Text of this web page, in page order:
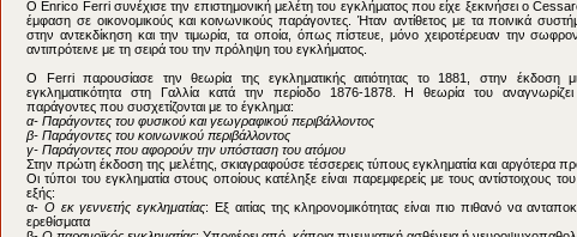
Ο Enrico Ferri συνέχισε την επιστημονική μελέτη του εγκλήματος που είχε ξεκινήσει ο
έμφαση σε οικονομικούς και κοινωνικούς παράγοντες. Ήταν αντίθετος με τα ποινικά
στην αντεκδίκηση και την τιμωρία, τα οποία, όπως πίστευε, μόνο χειροτέρευαν την
Ο Ferri παρουσίασε την θεωρία της εγκληματικής αιτιότητας το 1881, στην έκδοση
εγκληματικότητα στη Γαλλία κατά την περίοδο 1876-1878. Η θεωρία του αναγνωρίζει
παράγοντες που συσχετίζονται με το έγκλημα:
α- Παράγοντες του φυσικού και γεωγραφικού περιβάλλοντος
β- Παράγοντες του κοινωνικού περιβάλλοντος
γ- Παράγοντες που αφορούν την υπόσταση του ατόμου
Στην πρώτη έκδοση της μελέτης, σκιαγραφούσε τέσσερεις τύπους εγκληματία και αργότερα
Οι τύποι του εγκληματία στους οποίους κατέληξε είναι παρεμφερείς με τους αντίστοιχους του
εξής:
α-Ο εκ γεννετής εγκληματίας